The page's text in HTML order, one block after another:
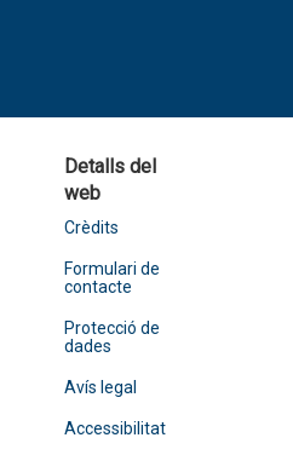
Detalls del
web
Crèdits
Formulari de
contacte
Protecció de
dades
Avís legal
Accessibilitat